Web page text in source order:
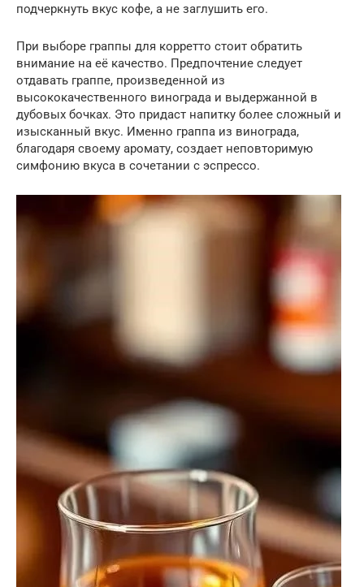
подчеркнуть вкус кофе, а не заглушить его.
При выборе граппы для корретто стоит обратить
внимание на её качество. Предпочтение следует
отдавать граппе, произведенной из
высококачественного винограда и выдержанной в
дубовых бочках. Это придаст напитку более сложный и
изысканный вкус. Именно граппа из винограда,
благодаря своему аромату, создает неповторимую
симфонию вкуса в сочетании с эспрессо.